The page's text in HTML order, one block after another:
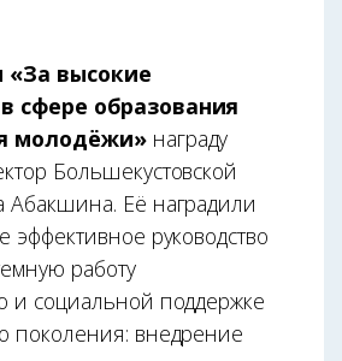
«За высокие
сфере образования
молодёжи» награду
Большекустовской
Её наградили
эффективное руководство
работу
и социальной поддержке
поколения: внедрение